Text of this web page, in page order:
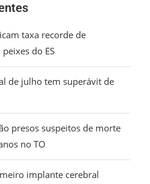
taxa recorde de
do ES
de julho tem superávit de
presos suspeitos de morte
no TO
implante cerebral